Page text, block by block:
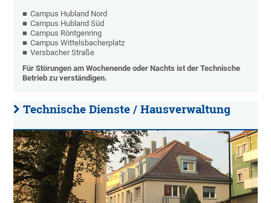
Campus Hubland Nord
Campus Hubland Süd
Campus Röntgenring
Campus Wittelsbacherplatz
Versbacher Straße
Für Störungen am Wochenende oder Nachts ist der Technische
Betrieb zu verständigen.
Technische Dienste / Hausverwaltung